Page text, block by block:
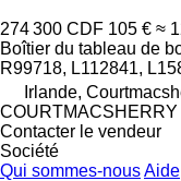
274 300 CDF 105 € ≈
Boîtier du tableau de
R99718, L112841,
Irlande,
Contacter le vendeur
Société
Qui sommes-nousAide